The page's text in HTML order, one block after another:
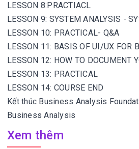
LESSON 8:PRACTIACL
LESSON 9: SYSTEM ANALYSIS -
LESSON 10: PRACTICAL- Q&A
LESSON 11: BASIS OF UI/UX FOR
LESSON 12: HOW TO DOCUMENT
LESSON 13: PRACTICAL
LESSON 14: COURSE END
Kết thúc Business Analysis
Business Analysis
Xem thêm